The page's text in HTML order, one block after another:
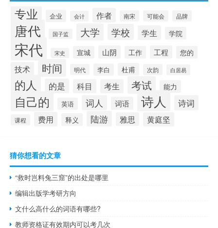
专业 企业 会计 作者 南宋 可能会 品牌
唐代 国子监 大学 学校 学生 学院
宋代 宋史 宣城 山阴 工作 工程 您的
技术 时间 明代 李白 杜甫 次韵 白居易
的人 的是 科目 考生 考试 能力
自己的 英语 词人 词语 诗人 诗词
课程 费用 释义 陆游 雅思 黄庭坚
猜你想看的文章
“救时岂料兔三窟”的出处是哪里
编辑出版学考研方向
文什么高什么的词语有哪些?
教师资格证有效期内可以考几次